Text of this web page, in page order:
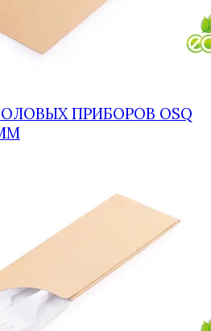
ПРИБОРОВ OSQ